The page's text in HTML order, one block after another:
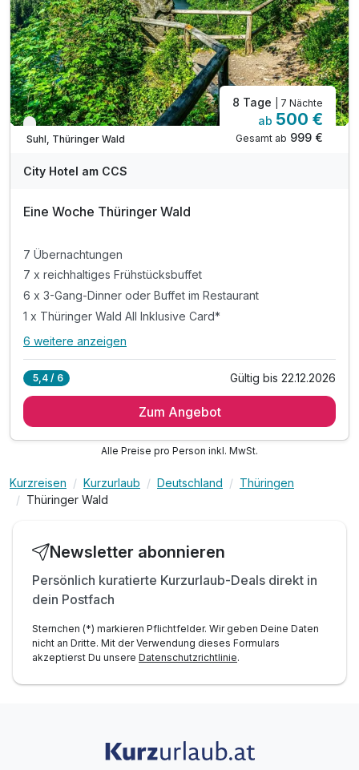
inkl. WLAN
Verfügbar bis Dezember
Suhl, Thüringer Wald
8 Tage | 7 Nächte
ab 500 €
Gesamt ab 999 €
City Hotel am CCS
Eine Woche Thüringer Wald
7 Übernachtungen
7 x reichhaltiges Frühstücksbuffet
6 x 3-Gang-Dinner oder Buffet im Restaurant
1 x Thüringer Wald All Inklusive Card*
Alle Inklusivleistungen
7 x reichhaltiges Frühstücksbuffet
1 x Thüringer Wald All Inklusive Card*
* Eintritt in das SAALEMAXX Erlebnisbad
* und vieles mehr!
inkl. WLAN
6 weitere anzeigen
5,4 / 6 Gültig bis 22.12.2026
Zum Angebot
Alle Preise pro Person inkl. MwSt.
Kurzreisen Kurzurlaub Deutschland
Thüringen
Thüringer Wald
Newsletter abonnieren
Persönlich kuratierte Kurzurlaub-Deals direkt in
dein Postfach
Sternchen (*) markieren Pflichtfelder. Wir geben Deine Daten
nicht an Dritte. Mit der Verwendung dieses Formulars
akzeptierst Du unsere Datenschutzrichtlinie.